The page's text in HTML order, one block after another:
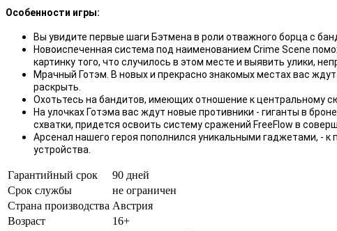
Особенности игры:
Вы увидите первые шаги Бэтмена в роли отважного борца с
Новоиспеченная система под наименованием Crime Scene
картинку того, что случилось в этом месте и выявить улики,
Мрачный Готэм. В новых и прекрасно знакомых местах вас
раскрыть.
Охотьтесь на бандитов, имеющих отношение к центральному
На улочках Готэма вас ждут новые противники - гиганты в
схватки, придется освоить систему сражений FreeFlow в
Арсенал нашего героя пополнился уникальными гаджетами, -
устройства.
Гарантийный срок
90 дней
Срок службы
не ограничен
Страна производства Австрия
Возраст
16+